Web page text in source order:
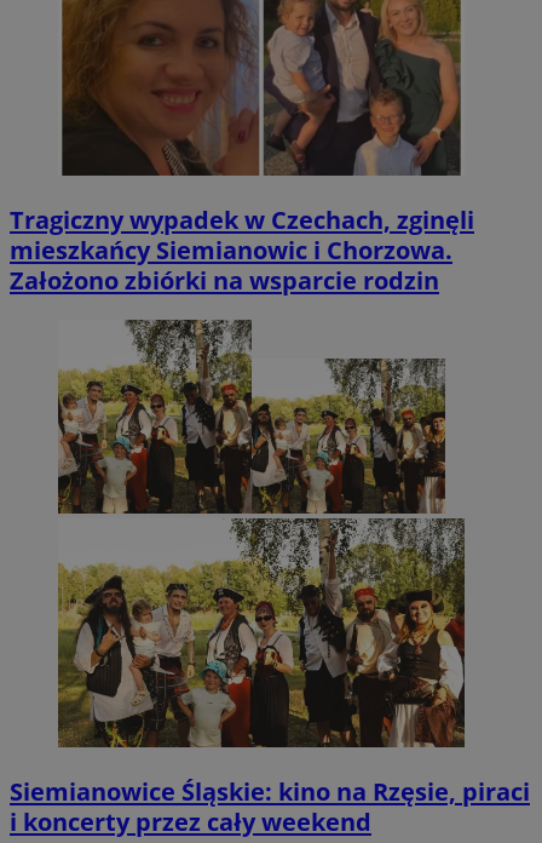
Tragiczny wypadek w Czechach, zginęli
mieszkańcy Siemianowic i Chorzowa.
Założono zbiórki na wsparcie rodzin
Siemianowice Śląskie: kino na Rzęsie, piraci
i koncerty przez cały weekend